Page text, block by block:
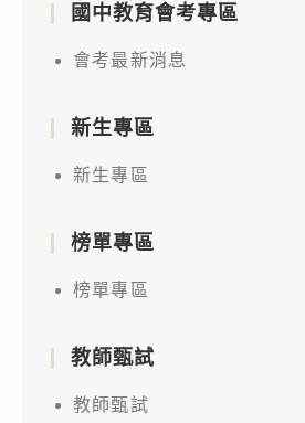
國中教育會考專區
會考最新消息
新生專區
新生專區
榜單專區
榜單專區
教師甄試
教師甄試